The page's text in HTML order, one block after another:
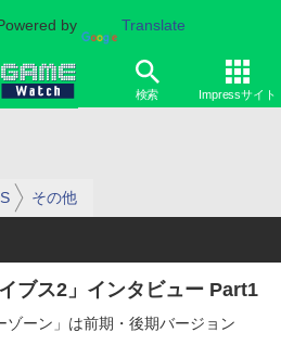
by Translate
検索 Impressサイト
その他
ブス2」インタビュー Part1
ゾーン」は前期・後期バージョン